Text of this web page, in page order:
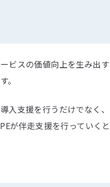
ビスの価値向上を生み出
。
入支援を行うだけでなく
が伴走支援を行っていくと